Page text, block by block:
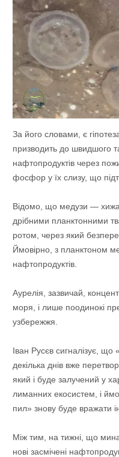
За його словами, є
призводить до швидшого
нафтопродуктів через
фосфор у їх слизу, що
Відомо, що медузи —
дрібними планктонними
ротом, через який
Ймовірно, з планктоном
нафтопродуктів.
Аурелія, зазвичай,
моря, і лише поодинокі
узбережжя.
Іван Русєв сигналізує, що
декілька днів вже
який і буде залучений у
лиманних екосистем, і
пил» знову буде вражати
Між тим, на тижні, що
нові засмічені